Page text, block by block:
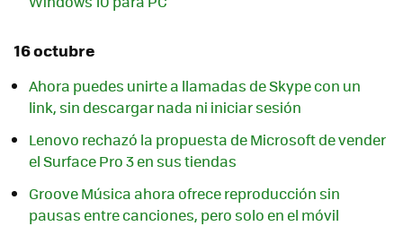
16 octubre
Ahora puedes unirte a llamadas de Skype con un
link, sin descargar nada ni iniciar sesión
Lenovo rechazó la propuesta de Microsoft de vender
el Surface Pro 3 en sus tiendas
Groove Música ahora ofrece reproducción sin
pausas entre canciones, pero solo en el móvil